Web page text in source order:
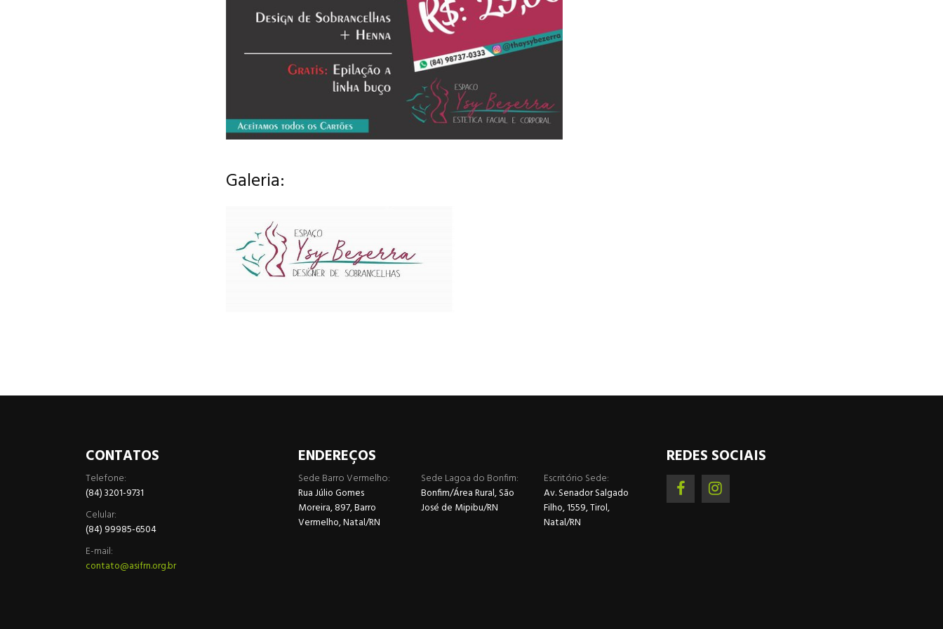
Galeria:
CONTATOS
Telefone:
(84) 3201-9731
Celular:
(84) 99985-6504
E-mail:
contato@asifrn.org.br
ENDEREÇOS
Sede Barro Vermelho:
Rua Júlio Gomes
Moreira, 897, Barro
Vermelho, Natal/RN
Sede Lagoa do Bonfim:
Bonfim/Área Rural, São
José de Mipibu/RN
Escritório Sede:
Av. Senador Salgado
Filho, 1559, Tirol,
Natal/RN
REDES SOCIAIS